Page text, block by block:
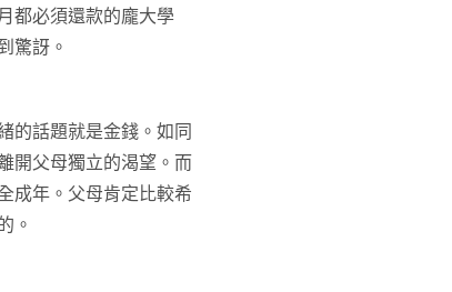
都必須還款的龐大學
驚訝。
的話題就是金錢。如同
開父母獨立的渴望。而
成年。父母肯定比較希
。